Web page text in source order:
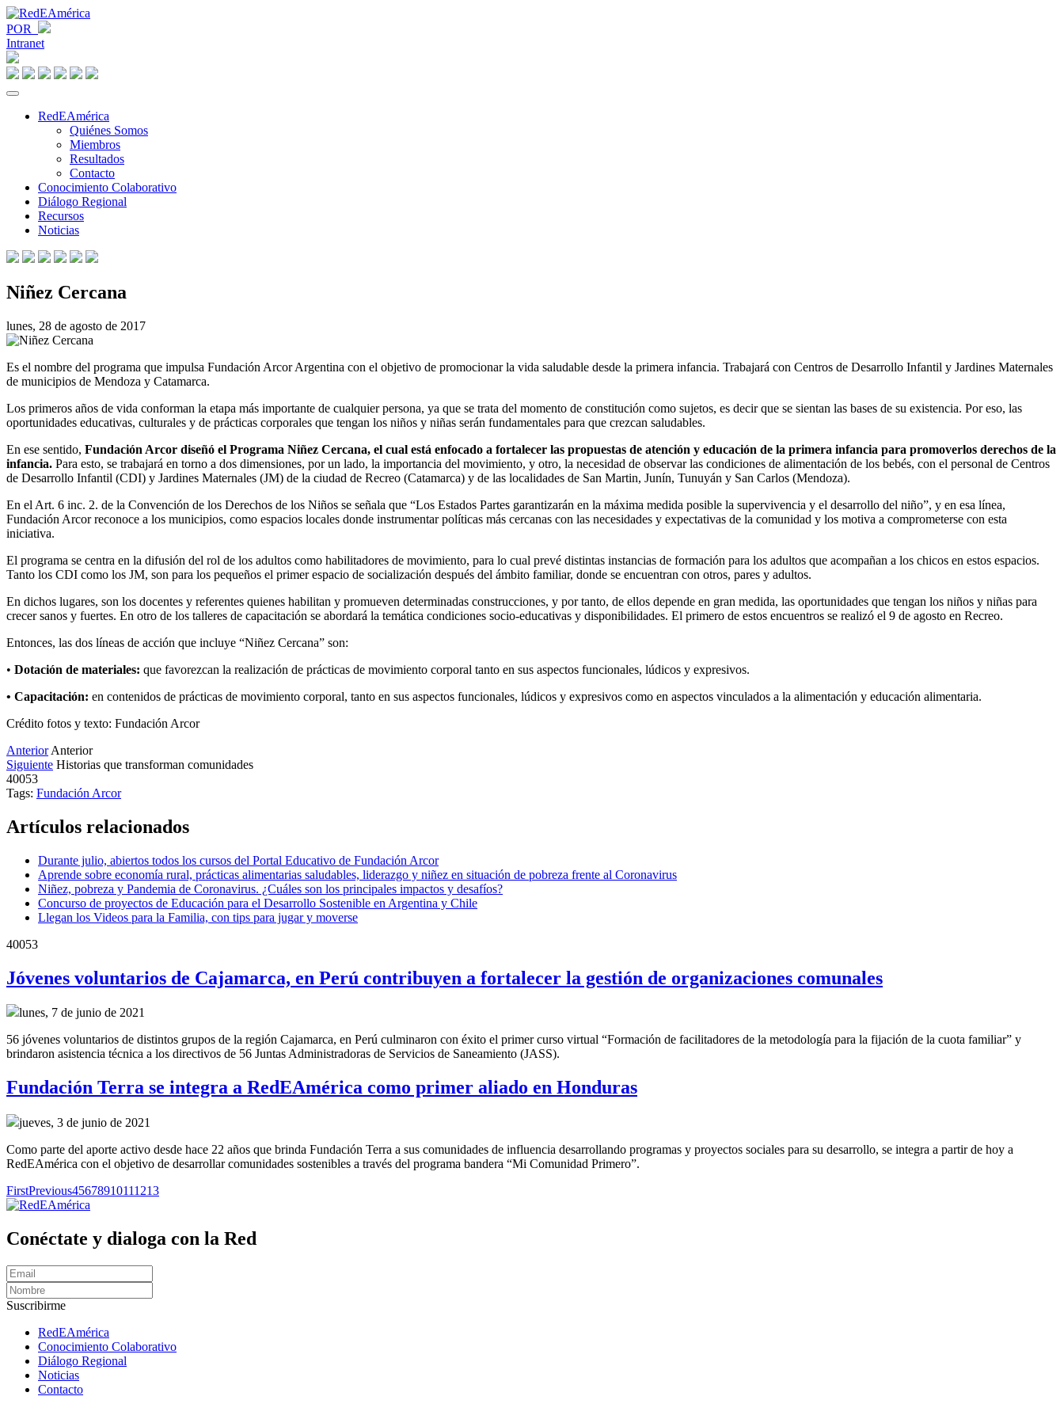
POR
Intranet
RedEAmérica
Quiénes Somos
Miembros
Resultados
Contacto
Conocimiento Colaborativo
Diálogo Regional
Recursos
Noticias
Niñez Cercana
lunes, 28 de agosto de 2017
Es el nombre del programa que impulsa Fundación Arcor Argentina con el objetivo de promocionar la vida saludable desde la primera infancia. Trabajará con Centros de Desarrollo Infantil y Jardines Maternales
de municipios de Mendoza y Catamarca.
Los primeros años de vida conforman la etapa más importante de cualquier persona, ya que se trata del momento de constitución como sujetos, es decir que se sientan las bases de su existencia. Por eso, las
oportunidades educativas, culturales y de prácticas corporales que tengan los niños y niñas serán fundamentales para que crezcan saludables.
En ese sentido, Fundación Arcor diseñó el Programa Niñez Cercana, el cual está enfocado a fortalecer las propuestas de atención y educación de la primera infancia para promoverlos derechos de la
infancia. Para esto, se trabajará en torno a dos dimensiones, por un lado, la importancia del movimiento, y otro, la necesidad de observar las condiciones de alimentación de los bebés, con el personal de Centros
de Desarrollo Infantil (CDI) y Jardines Maternales (JM) de la ciudad de Recreo (Catamarca) y de las localidades de San Martin, Junín, Tunuyán y San Carlos (Mendoza).
En el Art. 6 inc. 2. de la Convención de los Derechos de los Niños se señala que “Los Estados Partes garantizarán en la máxima medida posible la supervivencia y el desarrollo del niño”, y en esa línea,
Fundación Arcor reconoce a los municipios, como espacios locales donde instrumentar políticas más cercanas con las necesidades y expectativas de la comunidad y los motiva a comprometerse con esta
iniciativa.
El programa se centra en la difusión del rol de los adultos como habilitadores de movimiento, para lo cual prevé distintas instancias de formación para los adultos que acompañan a los chicos en estos espacios.
Tanto los CDI como los JM, son para los pequeños el primer espacio de socialización después del ámbito familiar, donde se encuentran con otros, pares y adultos.
En dichos lugares, son los docentes y referentes quienes habilitan y promueven determinadas construcciones, y por tanto, de ellos depende en gran medida, las oportunidades que tengan los niños y niñas para
crecer sanos y fuertes. En otro de los talleres de capacitación se abordará la temática condiciones socio-educativas y disponibilidades. El primero de estos encuentros se realizó el 9 de agosto en Recreo.
Entonces, las dos líneas de acción que incluye “Niñez Cercana” son:
• Dotación de materiales: que favorezcan la realización de prácticas de movimiento corporal tanto en sus aspectos funcionales, lúdicos y expresivos.
• Capacitación: en contenidos de prácticas de movimiento corporal, tanto en sus aspectos funcionales, lúdicos y expresivos como en aspectos vinculados a la alimentación y educación alimentaria.
Crédito fotos y texto: Fundación Arcor
Anterior Anterior
Siguiente Historias que transforman comunidades
40053
Tags: Fundación Arcor
Artículos relacionados
Durante julio, abiertos todos los cursos del Portal Educativo de Fundación Arcor
Aprende sobre economía rural, prácticas alimentarias saludables, liderazgo y niñez en situación de pobreza frente al Coronavirus
Niñez, pobreza y Pandemia de Coronavirus. ¿Cuáles son los principales impactos y desafíos?
Concurso de proyectos de Educación para el Desarrollo Sostenible en Argentina y Chile
Llegan los Videos para la Familia, con tips para jugar y moverse
40053
Jóvenes voluntarios de Cajamarca, en Perú contribuyen a fortalecer la gestión de organizaciones comunales
lunes, 7 de junio de 2021
56 jóvenes voluntarios de distintos grupos de la región Cajamarca, en Perú culminaron con éxito el primer curso virtual “Formación de facilitadores de la metodología para la fijación de la cuota familiar” y
brindaron asistencia técnica a los directivos de 56 Juntas Administradoras de Servicios de Saneamiento (JASS).
Fundación Terra se integra a RedEAmérica como primer aliado en Honduras
jueves, 3 de junio de 2021
Como parte del aporte activo desde hace 22 años que brinda Fundación Terra a sus comunidades de influencia desarrollando programas y proyectos sociales para su desarrollo, se integra a partir de hoy a
RedEAmérica con el objetivo de desarrollar comunidades sostenibles a través del programa bandera “Mi Comunidad Primero”.
FirstPrevious45678910111213
Conéctate y dialoga con la Red
Suscribirme
RedEAmérica
Conocimiento Colaborativo
Diálogo Regional
Noticias
Contacto